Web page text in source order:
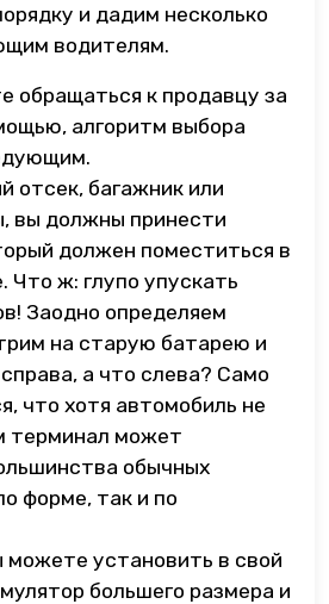
и дадим несколько
водителям.
обращаться к продавцу за
алгоритм выбора
отсек, багажник или
вы должны принести
должен поместиться в
Что ж: глупо упускать
Заодно определяем
на старую батарею и
а что слева? Само
что хотя автомобиль не
терминал может
обычных
форме, так и по
можете установить в свой
большего размера и